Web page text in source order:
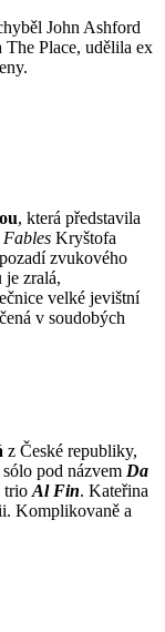
John Ashford
Place, udělila ex
, která představila
Fables Kryštofa
zvukového
je zralá,
velké jevištní
v soudobých
z České republiky,
pod názvem Da
trio Al Fin. Kateřina
Komplikovaně a